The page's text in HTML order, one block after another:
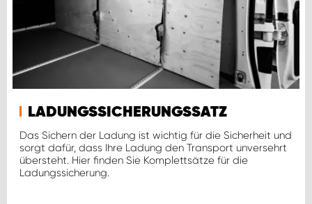
LADUNGSSICHERUNGSSATZ
Das Sichern der Ladung ist wichtig für die Sicherheit und
sorgt dafür, dass Ihre Ladung den Transport unversehrt
übersteht. Hier finden Sie Komplettsätze für die
Ladungssicherung.